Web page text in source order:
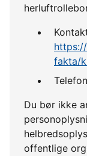
fakta/
Du bør ikke
offentlige